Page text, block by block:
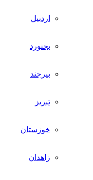
اردبیل
بجنورد
بیرجند
تبریز
خوزستان
زاهدان